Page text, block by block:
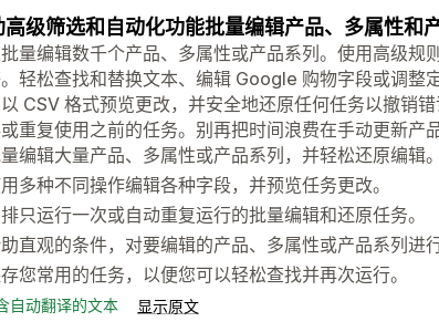
高级筛选和自动化功能批量编辑产品、多属性和
量编辑数千个产品、多属性或产品系列。使用高级规
轻松查找和替换文本、编辑 Google 购物字段或调整
CSV 格式预览更改，并安全地还原任何任务以撤销
重复使用之前的任务。别再把时间浪费在手动更新产品
编辑大量产品、多属性或产品系列，并轻松还原编辑。
多种不同操作编辑各种字段，并预览任务更改。
只运行一次或自动重复运行的批量编辑和还原任务。
直观的条件，对要编辑的产品、多属性或产品系列进行
您常用的任务，以便您可以轻松查找并再次运行。
自动翻译的文本 显示原文